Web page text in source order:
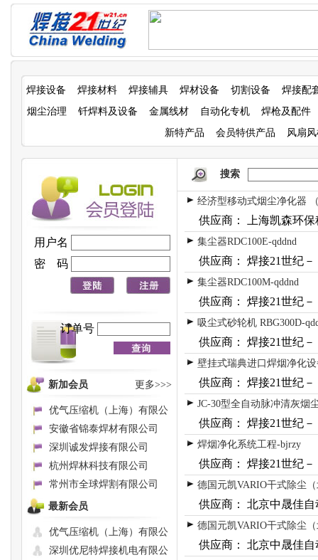
焊接设备 焊接材料 焊接辅具 焊材设备 切割设备
焊接配
烟尘治理
钎焊料及设备 金属线材 自动化专机
焊枪及配件
新特产品
会员特供产品 风扇
用户名
密 码
订单号
新加会员 更多>>>
优气压缩机（上海）有限公
安徽省锦泰焊材有限公司
深圳诚发焊接有限公司
杭州焊林科技有限公司
常州市全球焊割有限公司
最新会员
优气压缩机（上海）有限公
深圳优尼特焊接机电有限公
搜索
经济型移动式烟尘净化器
供应商： 上海凯森环保
集尘器RDC100E-qddnd
供应商： 焊接21世纪－
集尘器RDC100M-qddnd
供应商： 焊接21世纪－
吸尘式砂轮机 RBG300D-
供应商： 焊接21世纪－
壁挂式瑞典进口焊烟净化
供应商： 焊接21世纪－
JC-30型全自动脉冲清灰烟
供应商： 焊接21世纪－
焊烟净化系统工程-bjrzy
供应商： 焊接21世纪－
德国元凯VARIO干式除尘
供应商： 北京中晟佳自
德国元凯VARIO干式除尘
供应商： 北京中晟佳自